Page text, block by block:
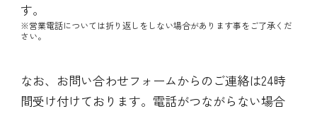
す。
※営業電話については折り返しをしない場合があります事をご了承くだ
さい。
なお、お問い合わせフォームからのご連絡は24時
間受け付けております。電話がつながらない場合